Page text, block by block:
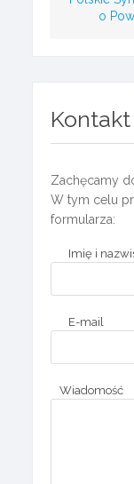
o
Kontakt
Zachęcamy
W tym celu
formularza:
Imię i
E-mail
Wiadomość